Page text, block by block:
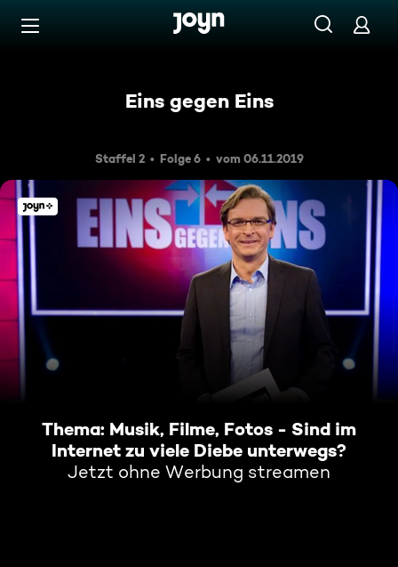
Zum Inhalt springen
Eins gegen Eins
Staffel 2 Folge 6 vom 06.11.2019
Thema: Musik, Filme, Fotos - Sind im
Internet zu viele Diebe unterwegs?
Jetzt ohne Werbung streamen